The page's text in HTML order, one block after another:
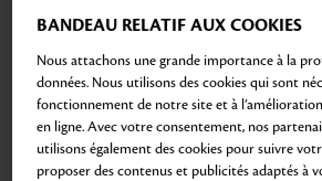
BANDEAU RELATIF AUX COOKIES
Nous attachons une grande importance à la
données. Nous utilisons des cookies qui sont
fonctionnement de notre site et à
en ligne. Avec votre consentement, nos
utilisons également des cookies pour suivre
proposer des contenus et publicités adaptés à